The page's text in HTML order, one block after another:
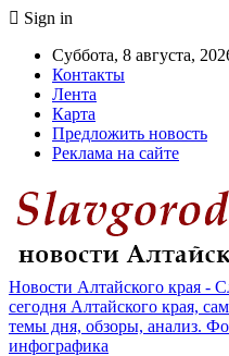
Sign in
Суббота, 8 августа,
Контакты
Лента
Карта
Предложить новость
Реклама на сайте
Новости Алтайского края -
сегодня Алтайского края,
темы дня, обзоры, анализ.
инфографика